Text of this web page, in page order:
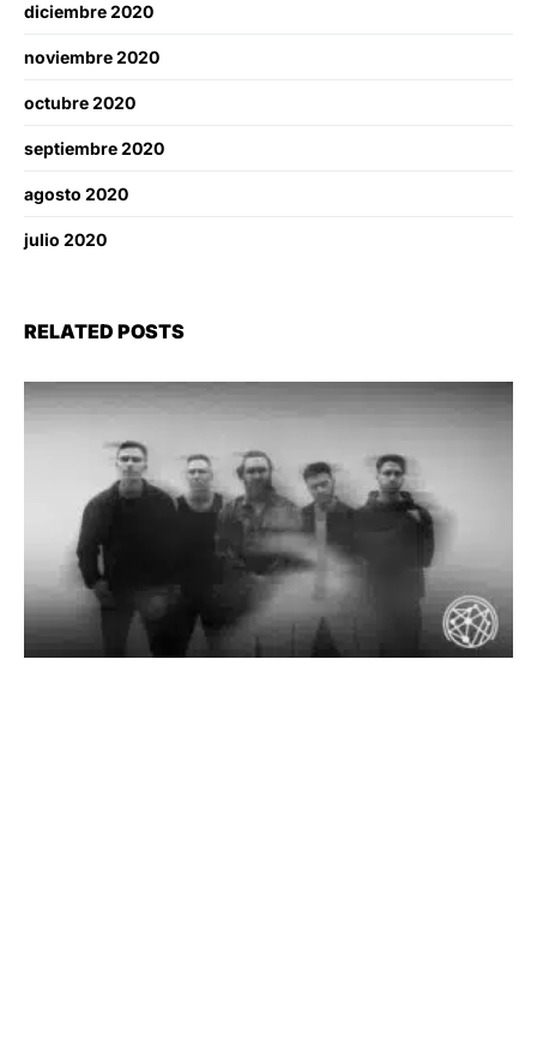
diciembre 2020
noviembre 2020
octubre 2020
septiembre 2020
agosto 2020
julio 2020
RELATED POSTS